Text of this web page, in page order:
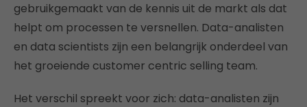
gebruikgemaakt van de kennis uit de markt als dat
helpt om processen te versnellen. Data-analisten
en data scientists zijn een belangrijk onderdeel van
het groeiende customer centric selling team.
Het verschil spreekt voor zich: data-analisten zijn